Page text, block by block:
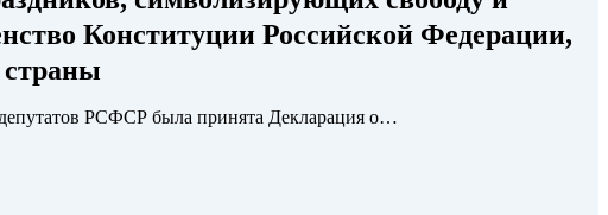
Конституции Российской Федерации,
страны
РСФСР была принята Декларация о…